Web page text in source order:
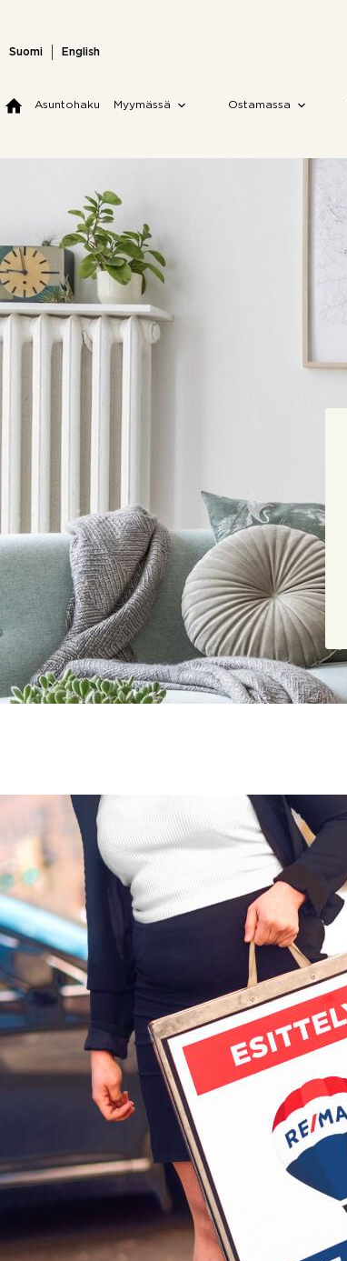
content
Suomi English
Asuntohaku Myymässä Ostamassa